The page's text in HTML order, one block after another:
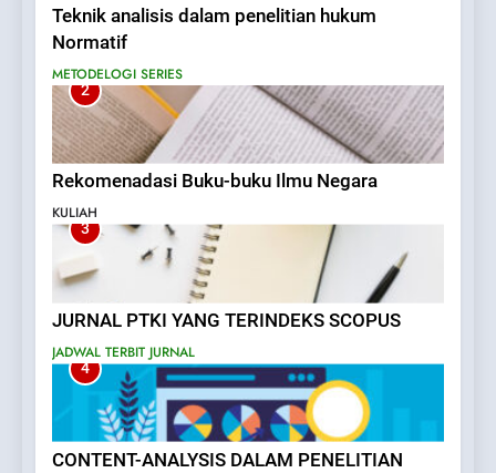
Teknik analisis dalam penelitian hukum
Normatif
METODELOGI SERIES
2
Rekomenadasi Buku-buku Ilmu Negara
KULIAH
3
JURNAL PTKI YANG TERINDEKS SCOPUS
JADWAL TERBIT JURNAL
4
CONTENT-ANALYSIS DALAM PENELITIAN